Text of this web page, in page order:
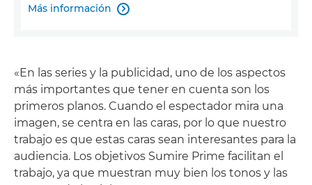
Más información 
«En las series y la publicidad, uno de los aspectos
más importantes que tener en cuenta son los
primeros planos. Cuando el espectador mira una
imagen, se centra en las caras, por lo que nuestro
trabajo es que estas caras sean interesantes para la
audiencia. Los objetivos Sumire Prime facilitan el
trabajo, ya que muestran muy bien los tonos y las